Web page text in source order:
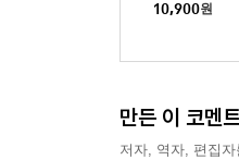
10,900원
만든 이 코멘
저자, 역자, 편집